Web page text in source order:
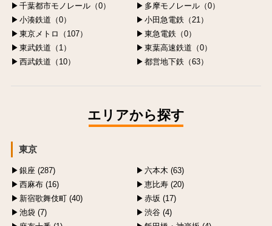
千葉都市モノレール（0）
多摩モノレール（0）
小湊鉄道（0）
小田急電鉄（21）
東京メトロ（107）
東急電鉄（0）
東武鉄道（1）
東葉高速鉄道（0）
西武鉄道（10）
都営地下鉄（63）
エリアから探す
東京
銀座 (287)
六本木 (63)
西麻布 (16)
恵比寿 (20)
新宿歌舞伎町 (40)
赤坂 (17)
池袋 (7)
渋谷 (4)